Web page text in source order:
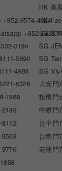
HK 美
+852 6574 4024
HK
+852 6438
SG
0189 SG
5690 SG
4893 SG
6326 大安門
7968 板橋門
2189 中壢門
8112 台中門
8568 台南門
9776 花蓮門